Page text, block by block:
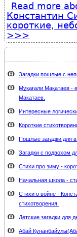
Read more
Константин
короткие,
Загадки пошлые с
Мұқағали Мақатаев -
Макатаев.
Интересные
Короткие
Пошлые загадки для
Загадки с подвохом
Стихи про зиму -
Начальная школа -
Стихи о войне -
стихотворения.
Детские загадки для
Абай